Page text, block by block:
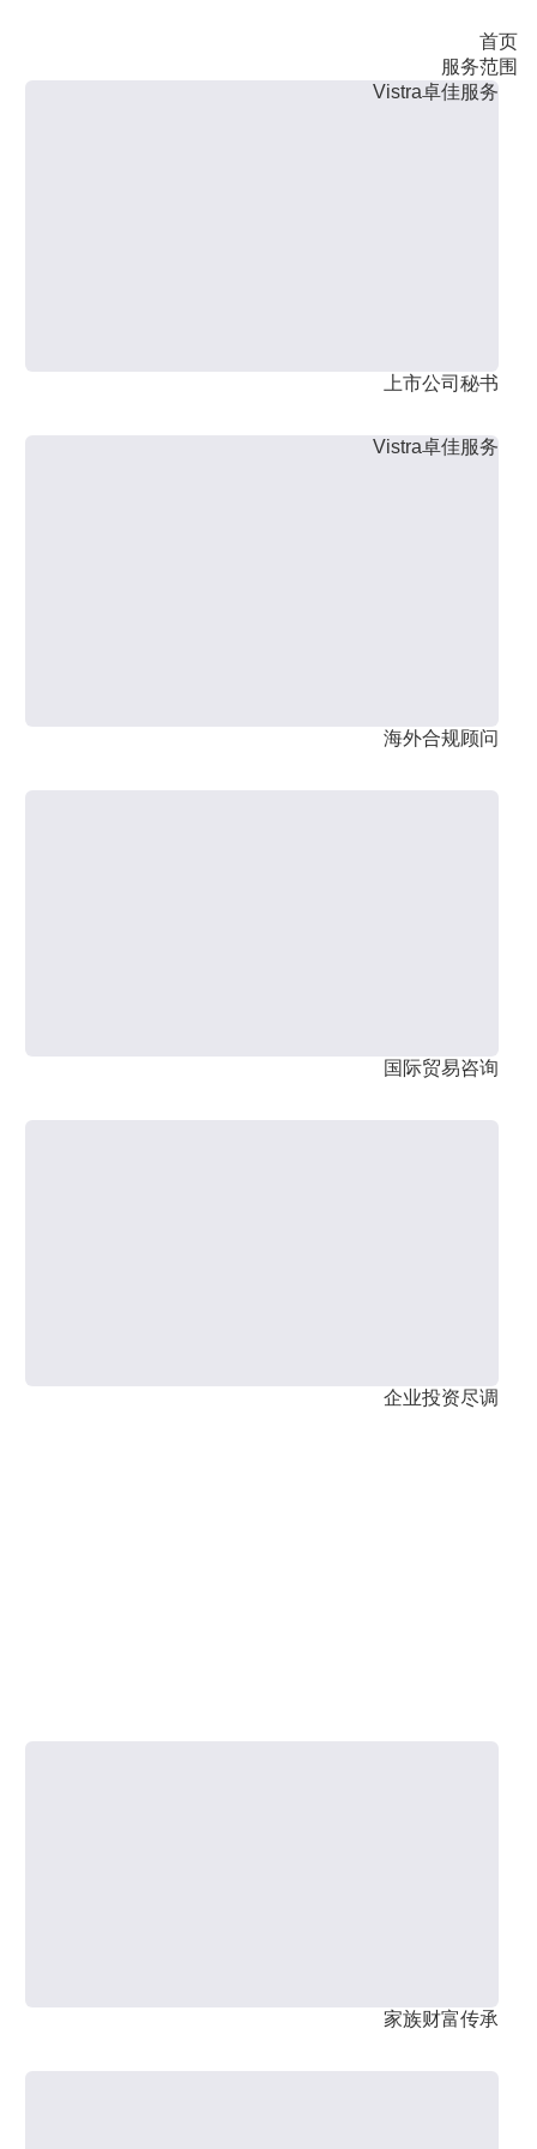
首页
服务范围
Vistra卓佳服务
上市公司秘书
Vistra卓佳服务
海外合规顾问
国际贸易咨询
企业投资尽调
家族财富传承